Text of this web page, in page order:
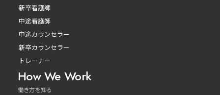
新卒看護師
中途看護師
中途カウンセラー
新卒カウンセラー
トレーナー
How We Work
働き方を知る